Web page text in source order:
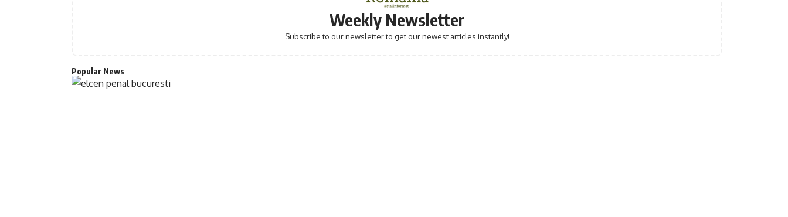
Weekly Newsletter
Subscribe to our newsletter to get our newest articles instantly!
Popular News